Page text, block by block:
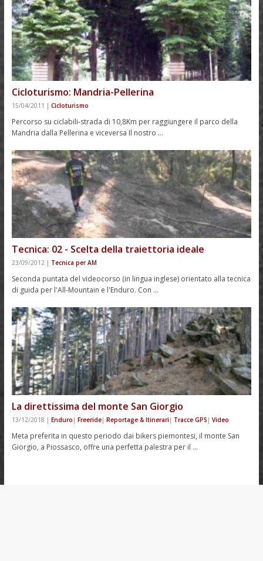
Cicloturismo: Mandria-Pellerina
15/04/2011 | Cicloturismo
Percorso su ciclabili-strada di 10,8Km per raggiungere il parco della
Mandria dalla Pellerina e viceversa Il nostro …
Tecnica: 02 - Scelta della traiettoria ideale
23/09/2012 | Tecnica per AM
Seconda puntata del videocorso (in lingua inglese) orientato alla tecnica
di guida per l'All-Mountain e l'Enduro. Con …
La direttissima del monte San Giorgio
13/12/2018 | Enduro | Freeride| Reportage & Itinerari | Tracce GPS | Video
Meta preferita in questo periodo dai bikers piemontesi, il monte San
Giorgio, a Piossasco, offre una perfetta palestra per il …